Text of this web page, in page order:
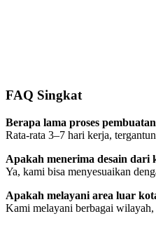
FAQ Singkat
Berapa lama proses
Rata-rata 3–7 hari kerja,
Apakah menerima desain dari
Ya, kami bisa menyesuaikan
Apakah melayani area luar
Kami melayani berbagai